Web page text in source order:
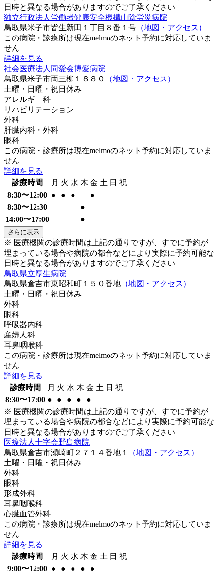
日時と異なる場合がありますのでご了承ください
独立行政法人労働者健康安全機構山陰労災病院
鳥取県米子市皆生新田１丁目８番１号 （地図・アクセス）
この病院・診療所は現在melmoのネット予約に対応していま
せん
詳細を見る
社会医療法人同愛会博愛病院
鳥取県米子市両三柳１８８０
（地図・アクセス）
土曜・日曜・祝日 休み
アレルギー科
リハビリテーション
外科
肝臓内科・外科
眼科
この病院・診療所は現在melmoのネット予約に対応していま
せん
詳細を見る
診療時間
月 火 水 木 金 土 日 祝
8:30〜12:00 ● ● ●
●
8:30〜12:30
●
14:00〜17:00
●
さらに表示
※ 医療機関の診療時間は上記の通りですが、すでに予約が
埋まっている場合や病院の都合などにより実際に予約可能な
日時と異なる場合がありますのでご了承ください
鳥取県立厚生病院
鳥取県倉吉市東昭和町１５０番地 （地図・アクセス）
土曜・日曜・祝日 休み
外科
眼科
呼吸器内科
産婦人科
耳鼻咽喉科
この病院・診療所は現在melmoのネット予約に対応していま
せん
詳細を見る
診療時間
月 火 水 木 金 土 日 祝
8:30〜17:00 ● ● ● ●
●
※ 医療機関の診療時間は上記の通りですが、すでに予約が
埋まっている場合や病院の都合などにより実際に予約可能な
日時と異なる場合がありますのでご了承ください
医療法人十字会野島病院
鳥取県倉吉市瀬崎町２７１４番地１
（地図・アクセス）
土曜・日曜・祝日 休み
外科
眼科
形成外科
耳鼻咽喉科
心臓血管外科
この病院・診療所は現在melmoのネット予約に対応していま
せん
詳細を見る
診療時間
月 火 水 木 金 土 日 祝
9:00〜12:00 ● ● ● ● ●